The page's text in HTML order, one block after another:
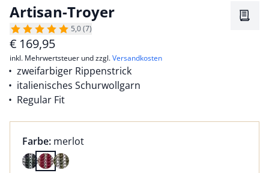
Artisan-Troyer
5,0 (7)
€ 169,95
inkl. Mehrwertsteuer und zzgl.Versandkosten
zweifarbiger Rippenstrick
italienisches Schurwollgarn
Regular Fit
Farbauswahl:
Farbe: aktuell ausgewählt:
merlot
Farbe merlot ausgewählt